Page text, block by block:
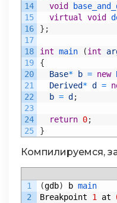
14
15
16
17
18
19
20
21
22
23
24
25
void
virtual
void
} ;
int main (int
{
Base* b = new
Derived* d =
b = d ;
return 0;
}
Компилируемся,
1
2
(gdb) b main
Breakpoint
1 at